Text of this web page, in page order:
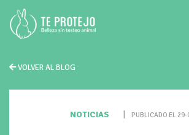
VOLVER AL BLOG
NOTICIAS PUBLICADO EL